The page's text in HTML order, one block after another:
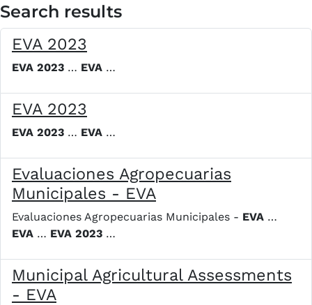
Search results
EVA 2023
EVA 2023 … EVA …
EVA 2023
EVA 2023 … EVA …
Evaluaciones Agropecuarias
Municipales - EVA
Evaluaciones Agropecuarias Municipales - EVA …
EVA … EVA 2023 …
Municipal Agricultural Assessments
- EVA